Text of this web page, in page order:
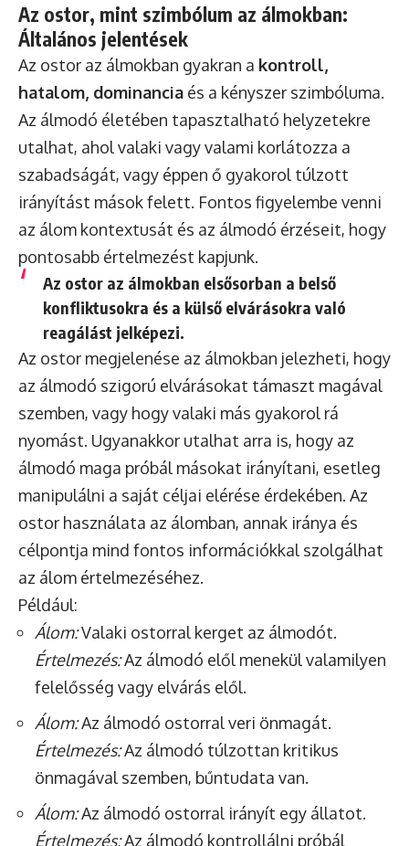
Az ostor, mint szimbólum az álmokban:
Általános jelentések
Az ostor az álmokban gyakran a kontroll,
hatalom, dominancia és a kényszer szimbóluma.
Az álmodó életében tapasztalható helyzetekre
utalhat, ahol valaki vagy valami korlátozza a
szabadságát, vagy éppen ő gyakorol túlzott
irányítást mások felett. Fontos figyelembe venni
az álom kontextusát és az álmodó érzéseit, hogy
pontosabb értelmezést kapjunk.
Az ostor az álmokban elsősorban a belső
konfliktusokra és a külső elvárásokra való
reagálást jelképezi.
Az ostor megjelenése az álmokban jelezheti, hogy
az álmodó szigorú elvárásokat támaszt magával
szemben, vagy hogy valaki más gyakorol rá
nyomást. Ugyanakkor utalhat arra is, hogy az
álmodó maga próbál másokat irányítani, esetleg
manipulálni a saját céljai elérése érdekében. Az
ostor használata az álomban, annak iránya és
célpontja mind fontos információkkal szolgálhat
az álom értelmezéséhez.
Például:
Álom:Valaki ostorral kerget az álmodót.
Értelmezés:Az álmodó elől menekül valamilyen
felelősség vagy elvárás elől.
Álom:Az álmodó ostorral veri önmagát.
Értelmezés:Az álmodó túlzottan kritikus
önmagával szemben, bűntudata van.
Álom:Az álmodó ostorral irányít egy állatot.
Értelmezés:Az álmodó kontrollálni próbál